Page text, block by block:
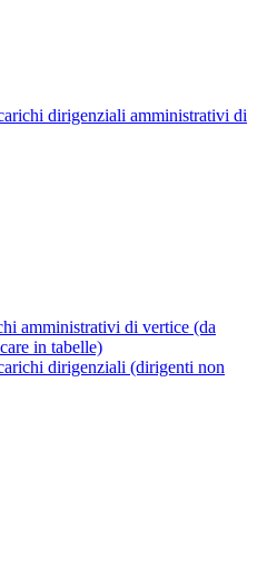
dirigenziali amministrativi di
amministrativi di vertice (da
in tabelle)
dirigenziali (dirigenti non